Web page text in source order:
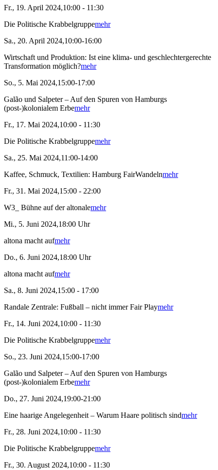
Fr., 19. April 2024,10:00 - 11:30
Die Politische Krabbelgruppemehr
Sa., 20. April 2024,10:00-16:00
Wirtschaft und Produktion: Ist eine klima- und geschlechtergerechte
Transformation möglich?mehr
So., 5. Mai 2024,15:00-17:00
Galão und Salpeter – Auf den Spuren von Hamburgs
(post-)kolonialem Erbemehr
Fr., 17. Mai 2024,10:00 - 11:30
Die Politische Krabbelgruppemehr
Sa., 25. Mai 2024,11:00-14:00
Kaffee, Schmuck, Textilien: Hamburg FairWandelnmehr
Fr., 31. Mai 2024,15:00 - 22:00
W3_ Bühne auf der altonalemehr
Mi., 5. Juni 2024,18:00 Uhr
altona macht aufmehr
Do., 6. Juni 2024,18:00 Uhr
altona macht aufmehr
Sa., 8. Juni 2024,15:00 - 17:00
Randale Zentrale: Fußball – nicht immer Fair Playmehr
Fr., 14. Juni 2024,10:00 - 11:30
Die Politische Krabbelgruppemehr
So., 23. Juni 2024,15:00-17:00
Galão und Salpeter – Auf den Spuren von Hamburgs
(post-)kolonialem Erbemehr
Do., 27. Juni 2024,19:00-21:00
Eine haarige Angelegenheit – Warum Haare politisch sindmehr
Fr., 28. Juni 2024,10:00 - 11:30
Die Politische Krabbelgruppemehr
Fr., 30. August 2024,10:00 - 11:30